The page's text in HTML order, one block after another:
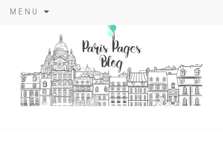
MENU
principal
paris pages
blog